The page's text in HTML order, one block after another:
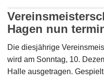
Hagen nun
Die diesjährige
wird am Sonntag, 10.
Halle ausgetragen.